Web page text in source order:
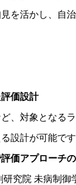
を活かし、自
価設計
、対象となる
設計が可能です
価アプローチ
究院 未病制御